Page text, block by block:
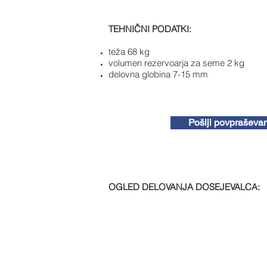
TEHNIČNI PODATKI:
teža 68 kg
volumen rezervoarja za seme 2 kg
delovna globina 7-15 mm
Pošlji
OGLED DELOVANJA DOSEJEVALCA: